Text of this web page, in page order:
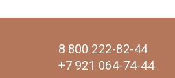
8 800 222-82-44
+7 921 064-74-44